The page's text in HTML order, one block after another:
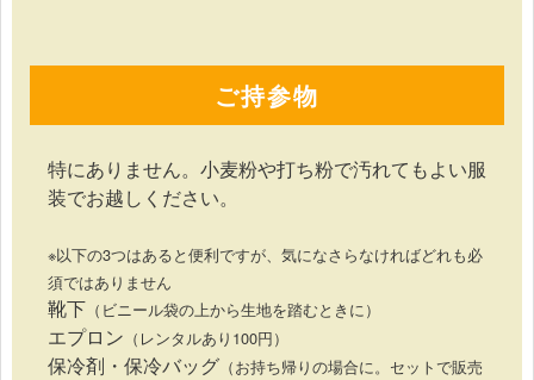
ご持参物
特にありません。小麦粉や打ち粉で汚れてもよい服
装でお越しください。
※以下の3つはあると便利ですが、気になさらなければどれも必
須ではありません
靴下（ビニール袋の上から生地を踏むときに）
エプロン （レンタルあり100円）
保冷剤・保冷バッグ（お持ち帰りの場合に。セットで販売